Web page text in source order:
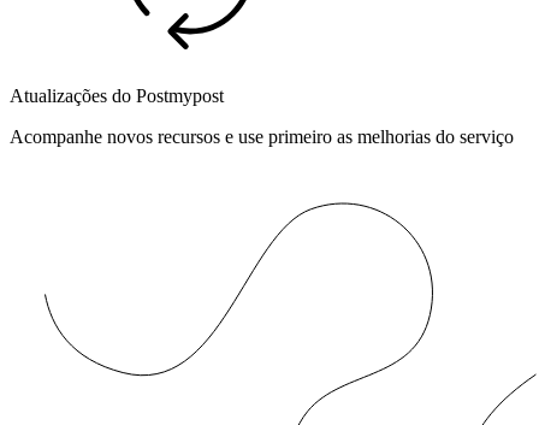
Atualizações do Postmypost
Acompanhe novos recursos e use primeiro as melhorias do serviço